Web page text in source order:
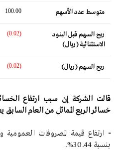
متوسط ​​عدد الأسهم 100.00
ربح السهم قبل البنود
الاستثنائية (ريال)
(0.02)
ربح السهم (ريال) (0.02)
قالت الشركة إن سبب ارتفاع
خسائر الربع المماثل من العام السابق
- ارتفاع قيمة المصروفات العمومية
بنسبة 30.44%.